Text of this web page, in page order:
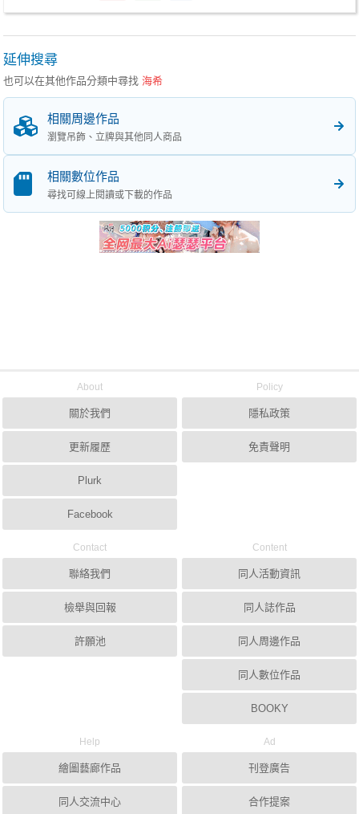
延伸搜尋
也可以在其他作品分類中尋找 海希
相關周邊作品
瀏覽吊飾、立牌與其他同人商品
相關數位作品
尋找可線上閱讀或下載的作品
About
關於我們
更新履歷
Plurk
Facebook
Policy
隱私政策
免責聲明
Contact
聯絡我們
檢舉與回報
許願池
Content
同人活動資訊
同人誌作品
同人周邊作品
同人數位作品
BOOKY
Help
繪圖藝廊作品
同人交流中心
Ad
刊登廣告
合作提案